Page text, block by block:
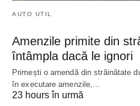
AUTO UTIL
Amenzile primite din
întâmpla dacă le ignori
Primești o amendă din străinătate
în executare amenzile,…
23 hours în urmă